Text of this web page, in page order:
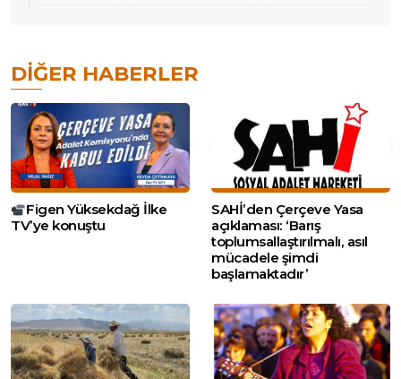
DIĞER HABERLER
Figen Yüksekdağ İlke
TV’ye konuştu
SAHİ’den Çerçeve Yasa
açıklaması: ‘Barış
toplumsallaştırılmalı, asıl
mücadele şimdi
başlamaktadır’